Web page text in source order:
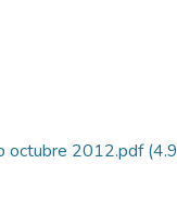
octubre 2012.pdf